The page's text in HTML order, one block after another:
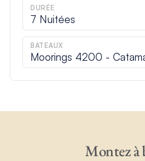
DURÉE
7 Nuitées
BATEAUX
Moorings 4200 -
Montez à